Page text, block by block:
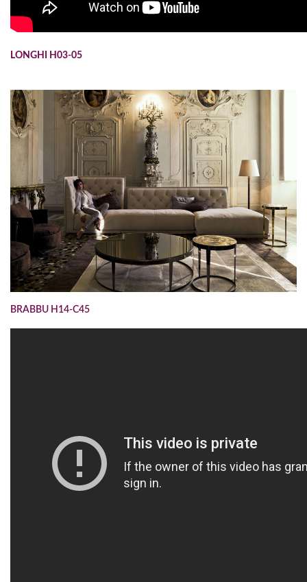
LONGHI H03-05
BRABBU H14-C45